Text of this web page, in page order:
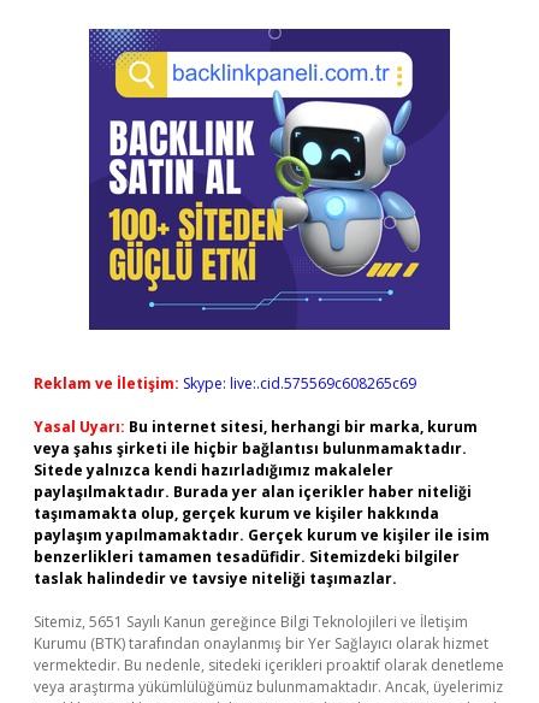
Reklam ve İletişim: Skype: live:.cid.575569c608265c69
Yasal Uyarı: Bu internet sitesi, herhangi bir marka, kurum
veya şahıs şirketi ile hiçbir bağlantısı bulunmamaktadır.
Sitede yalnızca kendi hazırladığımız makaleler
paylaşılmaktadır. Burada yer alan içerikler haber niteliği
taşımamakta olup, gerçek kurum ve kişiler hakkında
paylaşım yapılmamaktadır. Gerçek kurum ve kişiler ile isim
benzerlikleri tamamen tesadüfidir. Sitemizdeki bilgiler
taslak halindedir ve tavsiye niteliği taşımazlar.
Sitemiz, 5651 Sayılı Kanun gereğince Bilgi Teknolojileri ve İletişim
Kurumu (BTK) tarafından onaylanmış bir Yer Sağlayıcı olarak hizmet
vermektedir. Bu nedenle, sitedeki içerikleri proaktif olarak denetleme
veya araştırma yükümlülüğümüz bulunmamaktadır. Ancak, üyelerimiz